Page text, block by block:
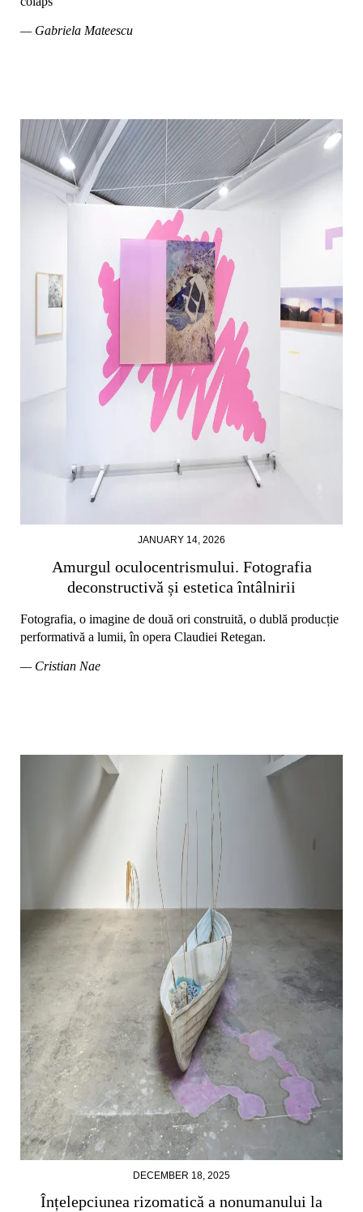
— Gabriela Mateescu
JANUARY 14, 2026
Amurgul oculocentrismului. Fotografia
deconstructivă și estetica întâlnirii
Fotografia, o imagine de două ori construită, o dublă producție
performativă a lumii, în opera Claudiei Retegan.
— Cristian Nae
DECEMBER 18, 2025
Înțelepciunea rizomatică a nonumanului la